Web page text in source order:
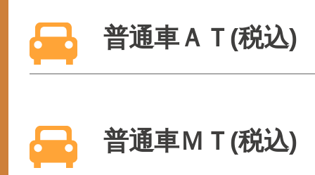
普通車ＡＴ(税込)
普通車ＭＴ(税込)